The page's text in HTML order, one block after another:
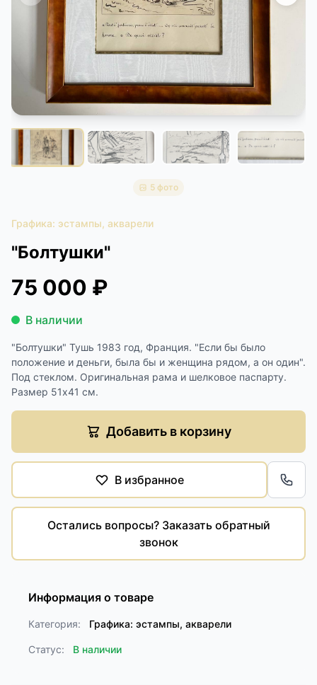
КОНТАКТЫ
ДОСТАВКА И ОПЛАТА
5 фото
Графика: эстампы, акварели
"Болтушки"
75 000 ₽
В наличии
"Болтушки" Тушь 1983 год, Франция. "Если бы было
положение и деньги, была бы и женщина рядом, а он один".
Под стеклом. Оригинальная рама и шелковое паспарту.
Размер 51х41 см.
Добавить в корзину
В избранное
Остались вопросы? Заказать обратный
звонок
Информация о товаре
Категория: Графика: эстампы, акварели
Статус: В наличии